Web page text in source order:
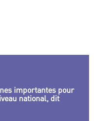
importantes pour
national, dit